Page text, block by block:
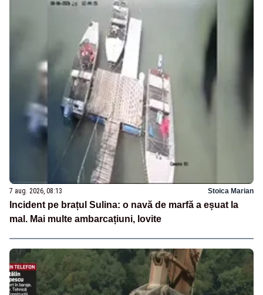
7 aug. 2026, 08:13 Stoica Marian
Incident pe brațul Sulina: o navă de marfă a eșuat la
mal. Mai multe ambarcațiuni, lovite